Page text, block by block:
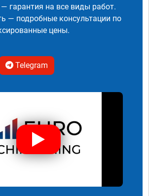
гарантия на все виды работ.
— подробные консультации по
цены.
Telegram